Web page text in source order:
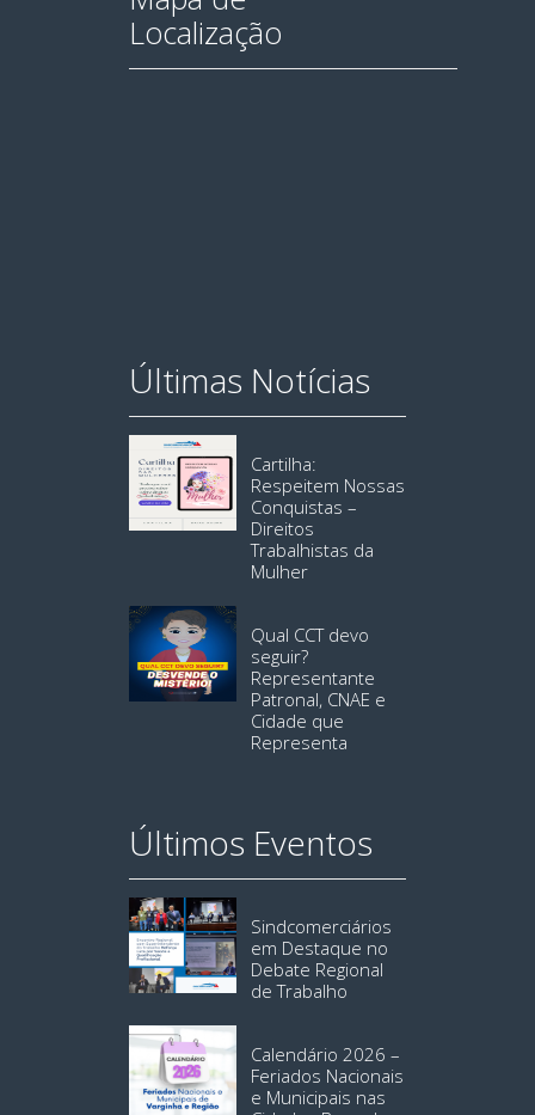
Localização
Últimas Notícias
Cartilha:
Respeitem Nossas
Conquistas –
Direitos
Trabalhistas da
Mulher
Qual CCT devo
seguir?
Representante
Patronal, CNAE e
Cidade que
Representa
Últimos Eventos
Sindcomerciários
em Destaque no
Debate Regional
de Trabalho
Calendário 2026 –
Feriados Nacionais
e Municipais nas